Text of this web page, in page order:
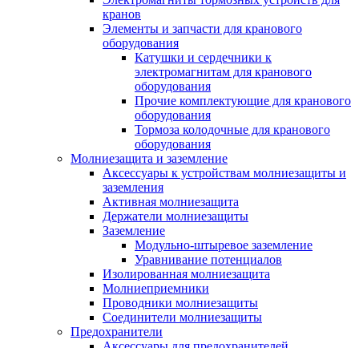
кранов
Элементы и запчасти для кранового
оборудования
Катушки и сердечники к
электромагнитам для кранового
оборудования
Прочие комплектующие для кранового
оборудования
Тормоза колодочные для кранового
оборудования
Молниезащита и заземление
Аксессуары к устройствам молниезащиты и
заземления
Активная молниезащита
Держатели молниезащиты
Заземление
Модульно-штыревое заземление
Уравнивание потенциалов
Изолированная молниезащита
Молниеприемники
Проводники молниезащиты
Соединители молниезащиты
Предохранители